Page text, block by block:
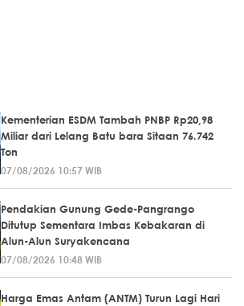
Kementerian ESDM Tambah PNBP Rp20,98
Miliar dari Lelang Batu bara Sitaan 76.742
Ton
07/08/2026 10:57 WIB
Pendakian Gunung Gede-Pangrango
Ditutup Sementara Imbas Kebakaran di
Alun-Alun Suryakencana
07/08/2026 10:48 WIB
Harga Emas Antam (ANTM) Turun Lagi Hari